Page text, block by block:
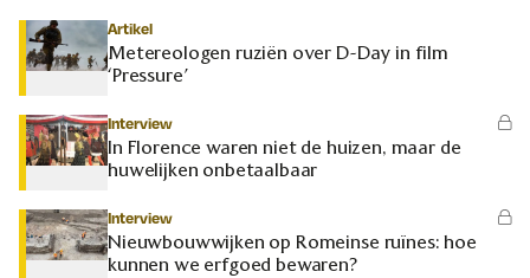
Artikel
Metereologen ruziën over D-Day in film
‘Pressure’
Interview
In Florence waren niet de huizen, maar de
huwelijken onbetaalbaar
Interview
Nieuwbouwwijken op Romeinse ruïnes: hoe
kunnen we erfgoed bewaren?